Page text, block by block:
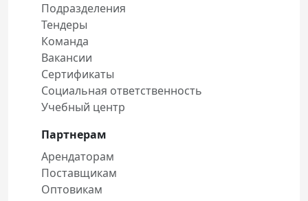
Подразделения
Тендеры
Команда
Вакансии
Сертификаты
Социальная ответственность
Учебный центр
Партнерам
Арендаторам
Поставщикам
Оптовикам